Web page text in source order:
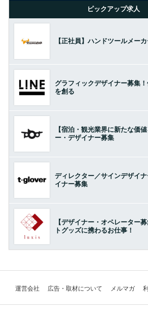
ピックアップ求人
【正社員】ハンドツールメー
グラフィックデザイナー募集
を創る
【宿泊・観光業界に新たな価
ー・デザイナー募集
ディレクター／サインデザイ
イナー募集
【デザイナー・オペレーター
トグッズに携わるお仕事！
運営会社 広告・取材について メルマガ